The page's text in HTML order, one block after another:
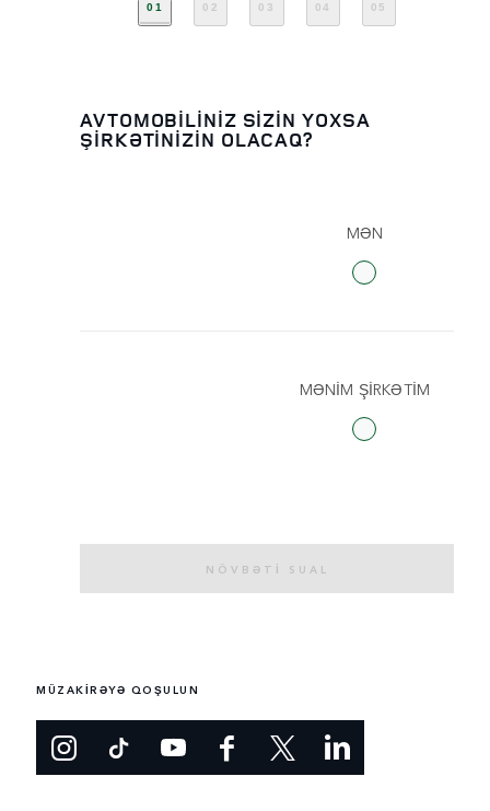
01 02 03 04 05
AVTOMOBİLİNİZ SİZİN YOXSA
ŞİRKƏTİNİZİN OLACAQ?
MƏN
MƏNİM ŞİRKƏTİM
NÖVBƏTI SUAL
MÜZAKİRƏYƏ QOŞULUN